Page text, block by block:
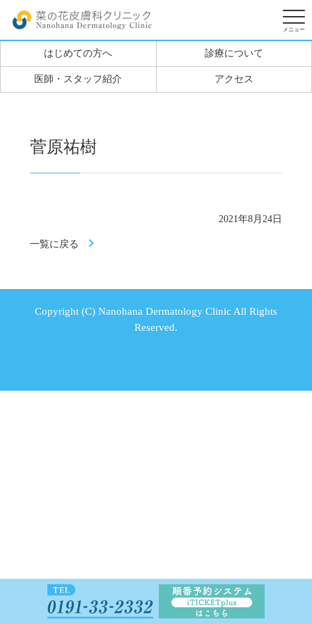
はじめての方へ 診療について
医師・スタッフ紹介 アクセス
菅原祐樹
2021年8月24日
一覧に戻る
Copyright (C) Nanohana Dermatology Clinic All Rights
Reserved.